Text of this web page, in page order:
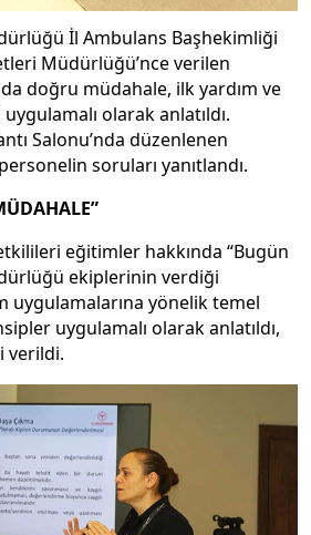
İl Ambulans Başhekimliği
Müdürlüğü’nce verilen
doğru müdahale, ilk yardım ve
olarak anlatıldı.
Salonu’nda düzenlenen
soruları yanıtlandı.
eğitimler hakkında “Bugün
ekiplerinin verdiği
uygulamalarına yönelik temel
uygulamalı olarak anlatıldı,
verildi.